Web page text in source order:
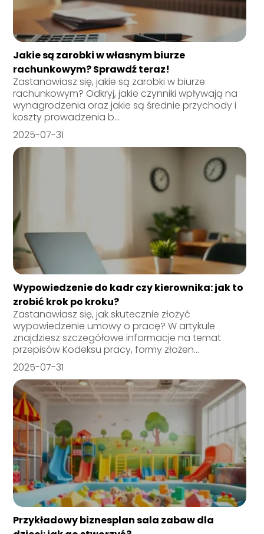
Jakie są zarobki w własnym biurze
rachunkowym? Sprawdź teraz!
Zastanawiasz się, jakie są zarobki w biurze
rachunkowym? Odkryj, jakie czynniki wpływają na
wynagrodzenia oraz jakie są średnie przychody i
koszty prowadzenia b...
2025-07-31
Wypowiedzenie do kadr czy kierownika: jak to
zrobić krok po kroku?
Zastanawiasz się, jak skutecznie złożyć
wypowiedzenie umowy o pracę? W artykule
znajdziesz szczegółowe informacje na temat
przepisów Kodeksu pracy, formy złożen...
2025-07-31
Przykładowy biznesplan sala zabaw dla